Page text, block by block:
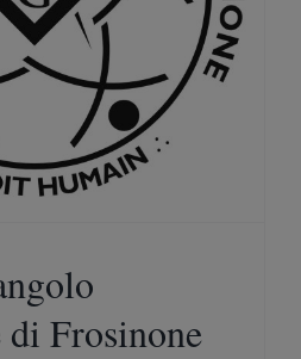
Frosinone